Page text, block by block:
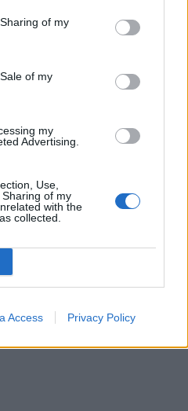
of my
of my
my
Advertising.
Use,
of my
with the
collected.
Access Privacy Policy